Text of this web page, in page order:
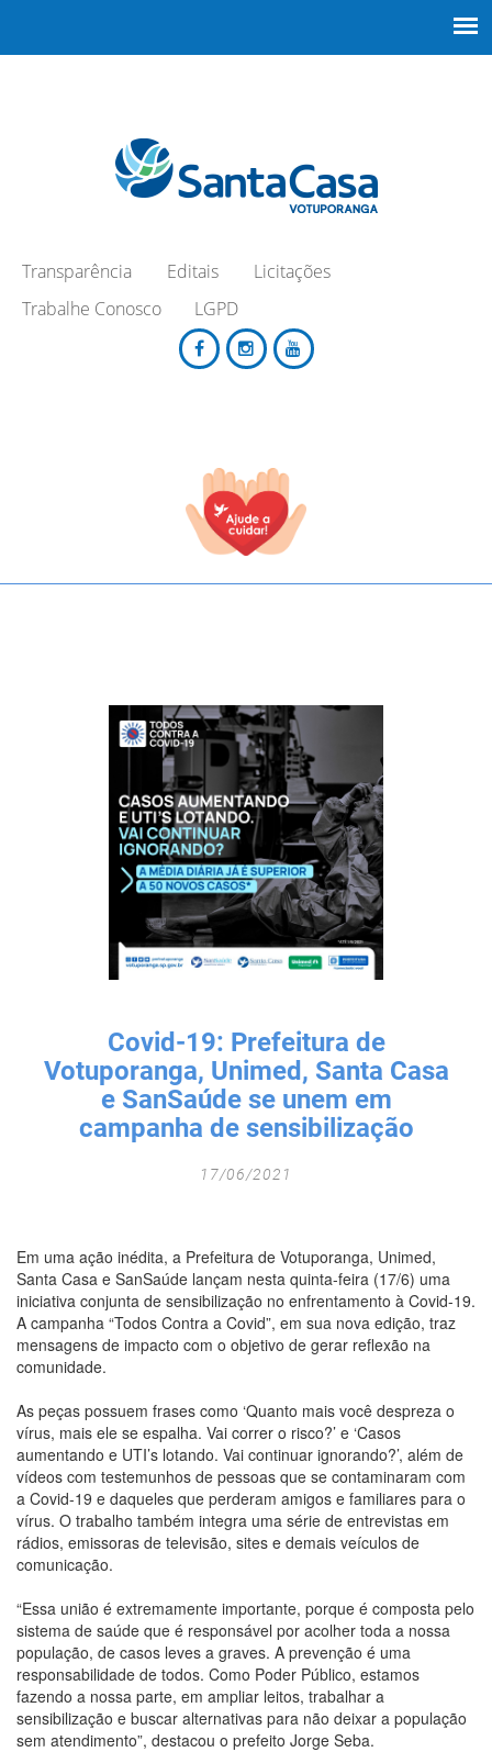
Transparência Editais
Licitações
Trabalhe Conosco
LGPD
TODOS OS CAMPOS SÃO OBRIGATÓRIOS.
Covid-19: Prefeitura de
Votuporanga, Unimed, Santa Casa
e SanSaúde se unem em
campanha de sensibilização
17/06/2021
Em uma ação inédita, a Prefeitura de Votuporanga, Unimed,
Santa Casa e SanSaúde lançam nesta quinta-feira (17/6) uma
iniciativa conjunta de sensibilização no enfrentamento à Covid-19.
A campanha “Todos Contra a Covid”, em sua nova edição, traz
mensagens de impacto com o objetivo de gerar reflexão na
comunidade.
As peças possuem frases como ‘Quanto mais você despreza o
vírus, mais ele se espalha. Vai correr o risco?’ e ‘Casos
aumentando e UTI’s lotando. Vai continuar ignorando?’, além de
vídeos com testemunhos de pessoas que se contaminaram com
a Covid-19 e daqueles que perderam amigos e familiares para o
vírus. O trabalho também integra uma série de entrevistas em
rádios, emissoras de televisão, sites e demais veículos de
comunicação.
“Essa união é extremamente importante, porque é composta pelo
sistema de saúde que é responsável por acolher toda a nossa
população, de casos leves a graves. A prevenção é uma
responsabilidade de todos. Como Poder Público, estamos
fazendo a nossa parte, em ampliar leitos, trabalhar a
sensibilização e buscar alternativas para não deixar a população
sem atendimento”, destacou o prefeito Jorge Seba.